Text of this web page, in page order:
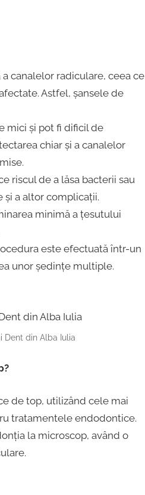
canalelor radiculare, ceea ce
Astfel, șansele de
mici și pot fi dificil de
chiar și a canalelor
riscul de a lăsa bacterii sau
a altor complicații.
minimă a țesutului
este efectuată într-un
unor ședințe multiple.
Dent din Alba Iulia
de top, utilizând cele mai
tratamentele endodontice.
la microscop, având o